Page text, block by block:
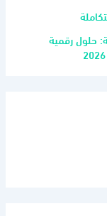
حلول رقمية